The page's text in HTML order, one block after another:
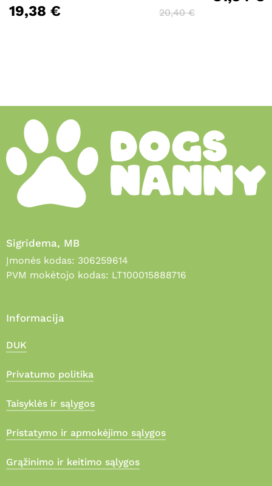
19,38 € 20,40€
Sigridema, MB
Įmonės kodas: 306259614
PVM mokėtojo kodas: LT100015888716
Informacija
DUK
Privatumo politika
Taisyklės ir sąlygos
Pristatymo ir apmokėjimo sąlygos
Grąžinimo ir keitimo sąlygos